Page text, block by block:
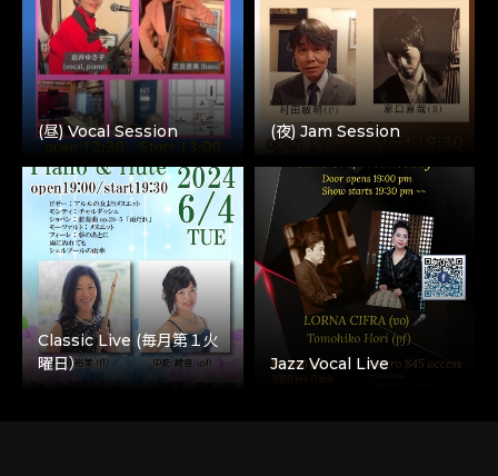
(昼) Vocal Session (夜) Jam Session
Classic Live (毎月第１火
曜日）
Jazz Vocal Live